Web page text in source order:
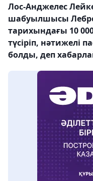
Лос-Анджелес
шабуылшысы
тарихындағы 10
түсіріп, нәтижелі
болды, деп